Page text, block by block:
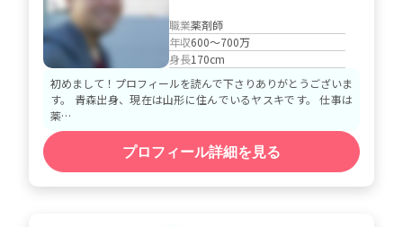
職業薬剤師
年収600～700万
身長170cm
初めまして！プロフィールを読んで下さりありがとうございま
す。 青森出身、現在は山形に住んでいるヤスキです。 仕事は
薬…
プロフィール詳細を見る